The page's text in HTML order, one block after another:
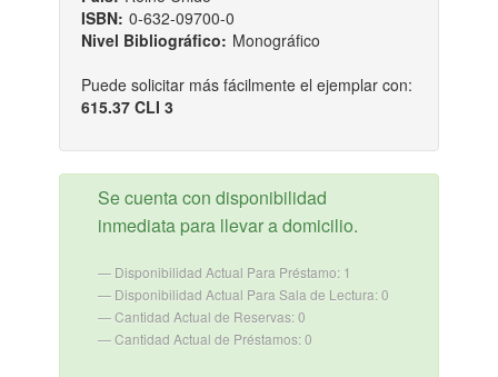
ISBN: 0-632-09700-0
Nivel Bibliográfico: Monográfico
Puede solicitar más fácilmente el ejemplar con:
615.37 CLI 3
Se cuenta con disponibilidad
inmediata para llevar a domicilio.
Disponibilidad Actual Para Préstamo: 1
Disponibilidad Actual Para Sala de Lectura: 0
Cantidad Actual de Reservas: 0
Cantidad Actual de Préstamos: 0